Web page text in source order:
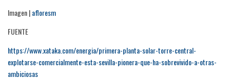
Imagen |afloresm
FUENTE
https://www.xataka.com/energia/primera-planta-solar-torre-central-
explotarse-comercialmente-esta-sevilla-pionera-que-ha-sobrevivido-a-otras-
ambiciosas